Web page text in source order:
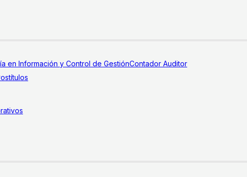
en Información y Control de GestiónContador Auditor